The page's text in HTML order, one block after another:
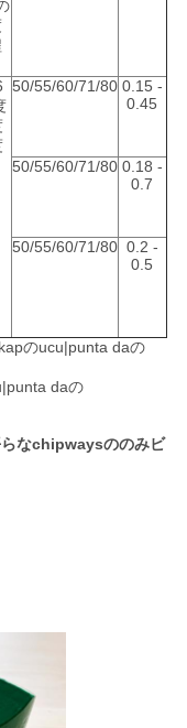
50/55/60/71/80 0.15 -
0.45
50/55/60/71/80 0.18 -
0.7
50/55/60/71/80 0.2 -
0.5
のucu|punta daの
daの
らなchipwaysののみビ